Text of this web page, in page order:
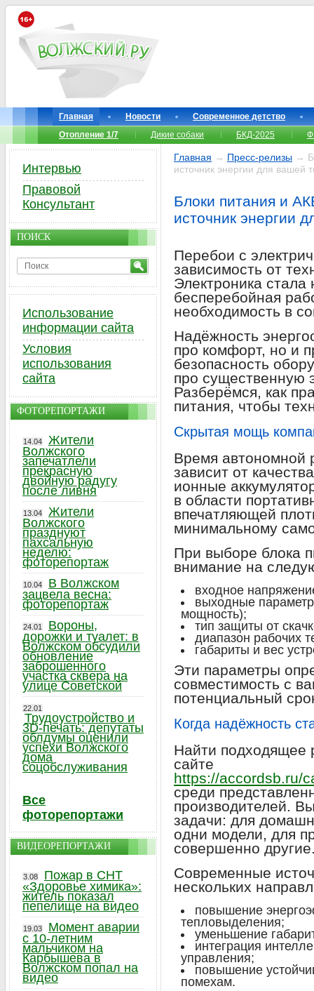
Главная Новости
Современное детство
Отопление 1/7
Дикие собаки БКД-2025
Главная → Пресс-релизы →
источник энергии для вашей
Блоки питания и
источник энергии
Перебои с
зависимость от
Электроника
бесперебойная
необходимость в
Надёжность
про комфорт, но и
безопасность
про существенную
Разберёмся, как
питания, чтобы
Скрытая мощь
Время автономной
зависит от
ионные
в области
впечатляющей
минимальному
При выборе блока
внимание на
входное
выходные
мощность);
тип защиты от
диапазон рабочих
габариты и вес
Эти параметры
совместимость с
потенциальный
Когда надёжность
Найти подходящее
сайте
https://accordsb.ru/
среди
производителей.
задачи: для
одни модели, для
совершенно
Современные
нескольких
повышение
тепловыделения;
уменьшение
интеграция
управления;
повышение
помехам.
Интервью
Правовой
Консультант
ПОИСК
Использование
информации сайта
Условия
использования
сайта
ФОТОРЕПОРТАЖИ
14.04
Жители
Волжского
запечатлели
прекрасную
двойную радугу
после ливня
13.04
Жители
Волжского
празднуют
пахсальную
неделю:
фоторепортаж
10.04
В Волжском
зацвела весна:
фоторепортаж
24.01
Вороны,
дорожки и туалет: в
Волжском обсудили
обновление
заброшенного
участка сквера на
улице Советской
22.01
Трудоустройство и
3D-печать: депутаты
облдумы оценили
успехи Волжского
дома
соцобслуживания
Все
фоторепортажи
ВИДЕОРЕПОРТАЖИ
3.08
Пожар в СНТ
«Здоровье химика»:
житель показал
пепелище на видео
19.03
Момент аварии
с 10-летним
мальчиком на
Карбышева в
Волжском попал на
видео